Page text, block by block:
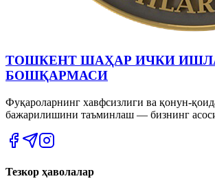
ТОШКЕНТ ШАҲАР ИЧКИ
БОШҚАРМАСИ
Фуқароларнинг хавфсизлиги ва қонун-
бажарилишини таъминлаш — бизнинг
Тезкор ҳаволалар